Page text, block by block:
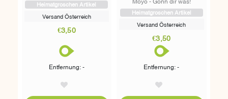
Heimatgroschen Artikel
Versand Österreich
€3,50
Entfernung: -
Moyo - Gönn dir was!
Heimatgroschen Artikel
Versand Österreich
€3,50
Entfernung: -